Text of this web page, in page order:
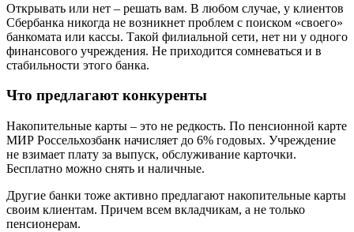
Открывать или нет – решать вам. В любом случае, у клиентов
Сбербанка никогда не возникнет проблем с поиском «своего»
банкомата или кассы. Такой филиальной сети, нет ни у одного
финансового учреждения. Не приходится сомневаться и в
стабильности этого банка.
Что предлагают конкуренты
Накопительные карты – это не редкость. По пенсионной карте
МИР Россельхозбанк начисляет до 6% годовых. Учреждение
не взимает плату за выпуск, обслуживание карточки.
Бесплатно можно снять и наличные.
Другие банки тоже активно предлагают накопительные карты
своим клиентам. Причем всем вкладчикам, а не только
пенсионерам.